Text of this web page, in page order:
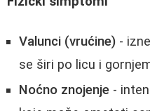
Valunci (vrućine) -
se širi po licu i
Noćno znojenje -